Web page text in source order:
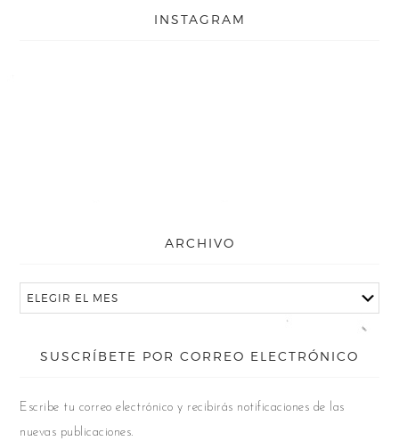
INSTAGRAM
ARCHIVO
SUSCRÍBETE POR CORREO ELECTRÓNICO
Escribe tu correo electrónico y recibirás notificaciones de las
nuevas publicaciones.